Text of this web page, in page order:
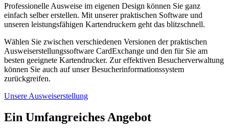
Professionelle Ausweise im eigenen Design können Sie ganz
einfach selber erstellen. Mit unserer praktischen Software und
unseren leistungsfähigen Kartendruckern geht das blitzschnell.
Wählen Sie zwischen verschiedenen Versionen der praktischen
Ausweiserstellungssoftware CardExchange und den für Sie am
besten geeignete Kartendrucker. Zur effektiven Besucherverwaltung
können Sie auch auf unser Besucherinformationssystem
zurückgreifen.
Unsere Ausweiserstellung
Ein Umfangreiches Angebot